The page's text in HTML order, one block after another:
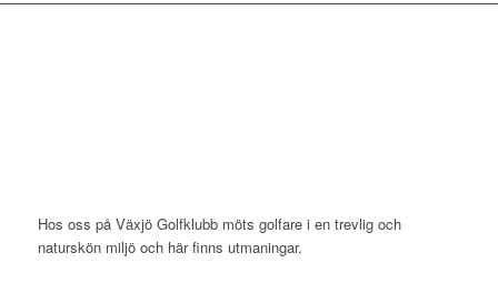
Hos oss på Växjö Golfklubb möts golfare i en trevlig och
naturskön miljö och här finns utmaningar.